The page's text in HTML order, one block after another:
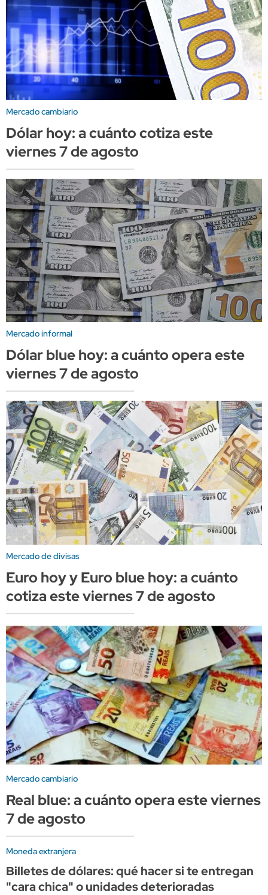
Mercado cambiario
Dólar hoy: a cuánto cotiza este
viernes 7 de agosto
Mercado informal
Dólar blue hoy: a cuánto opera este
viernes 7 de agosto
Mercado de divisas
Euro hoy y Euro blue hoy: a cuánto
cotiza este viernes 7 de agosto
Mercado cambiario
Real blue: a cuánto opera este viernes
7 de agosto
Moneda extranjera
Billetes de dólares: qué hacer si te entregan
"cara chica" o unidades deterioradas